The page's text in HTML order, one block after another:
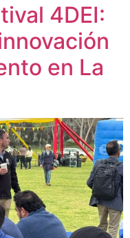
4DEI:
en La